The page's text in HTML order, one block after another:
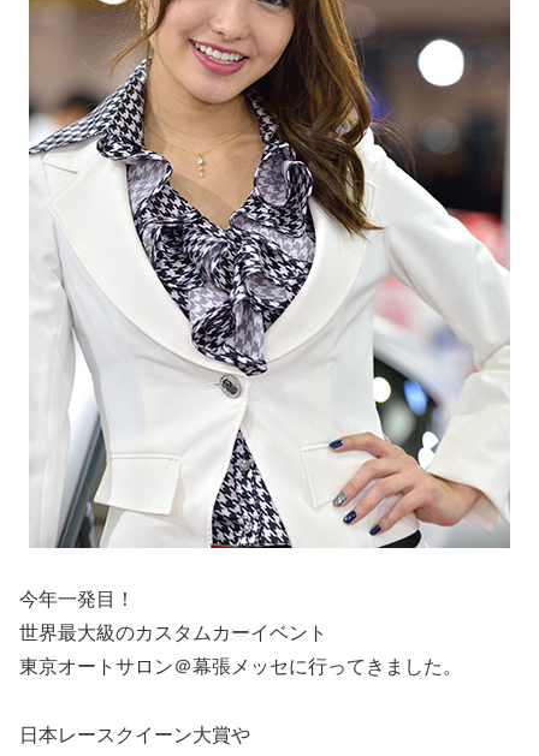
今年一発目！
世界最大級のカスタムカーイベント
東京オートサロン＠幕張メッセに行ってきました。
日本レースクイーン大賞や